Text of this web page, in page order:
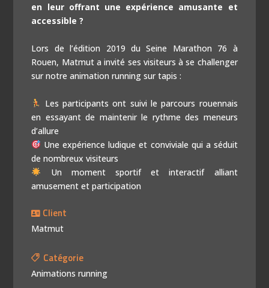
en leur offrant une expérience amusante et
accessible ?
Lors de l’édition 2019 du Seine Marathon 76 à
Rouen, Matmut a invité ses visiteurs à se challenger
sur notre animation running sur tapis :
Les participants ont suivi le parcours rouennais
en essayant de maintenir le rythme des meneurs
d’allure
Une expérience ludique et conviviale qui a séduit
de nombreux visiteurs
Un moment sportif et interactif alliant
amusement et participation
Client
Matmut
Catégorie
Animations running